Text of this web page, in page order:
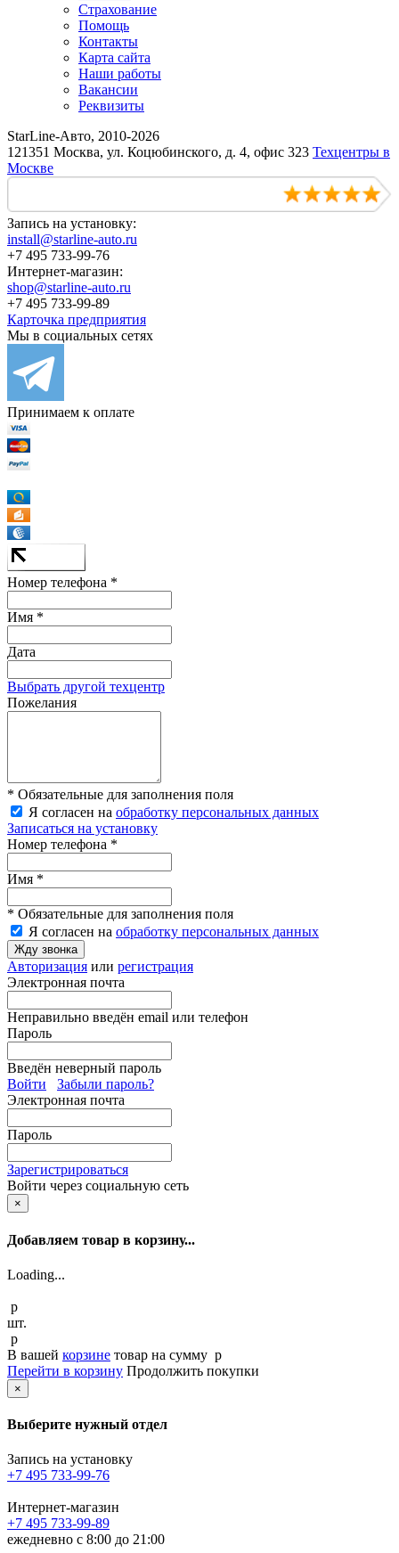
Страхование
Помощь
Контакты
Карта сайта
Наши работы
Вакансии
Реквизиты
StarLine-Авто, 2010-2026
121351 Москва, ул. Коцюбинского, д. 4, офис 323 Техцентры в
Москве
Запись на установку:
install@starline-auto.ru
+7 495 733-99-76
Интернет-магазин:
shop@starline-auto.ru
+7 495 733-99-89
Карточка предприятия
Мы в социальных сетях
Принимаем к оплате
Номер телефона *
Имя *
Дата
Выбрать другой техцентр
Пожелания
* Обязательные для заполнения поля
Я согласен на обработку персональных данных
Записаться на установку
Номер телефона *
Имя *
* Обязательные для заполнения поля
Я согласен на обработку персональных данных
Жду звонка
Авторизация или регистрация
Электронная почта
Неправильно введён email или телефон
Пароль
Введён неверный пароль
Войти
Забыли пароль?
Электронная почта
Пароль
Зарегистрироваться
Войти через социальную сеть
×
Добавляем товар в корзину...
Loading...
p
шт.
p
В вашей корзине товар на сумму p
Перейти в корзину Продолжить покупки
×
Выберите нужный отдел
Запись на установку
+7 495 733-99-76
Интернет-магазин
+7 495 733-99-89
ежедневно с 8:00 до 21:00